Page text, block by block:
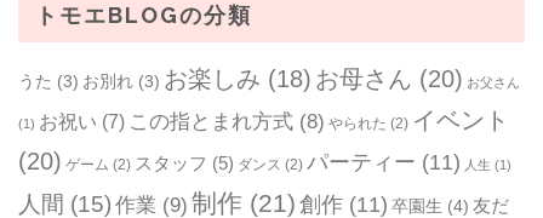
トモエBLOGの分類
うた (3) お別れ (3) お楽しみ (18) お母さん (20) お父さん
(1) お祝い (7) この指とまれ方式 (8) やられた (2) イベント
(20) ゲーム (2) スタッフ (5) ダンス (2) パーティー (11) 人生 (1)
人間 (15) 作業 (9) 制作 (21) 創作 (11) 卒園生 (4) 友だ